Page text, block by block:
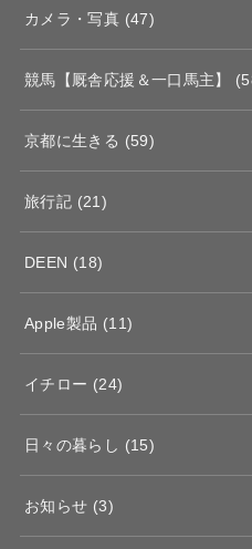
カメラ・写真 (47)
競馬【厩舎応援＆一口馬主】
京都に生きる (59)
旅行記 (21)
DEEN (18)
Apple製品 (11)
イチロー (24)
日々の暮らし (15)
お知らせ (3)